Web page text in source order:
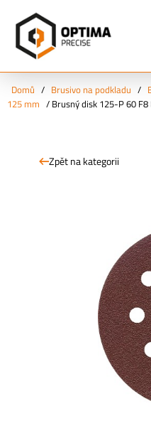
Domů / Brusivo na podkladu /
125 mm / Brusný disk 125-P 60 F8
Zpět na kategorii